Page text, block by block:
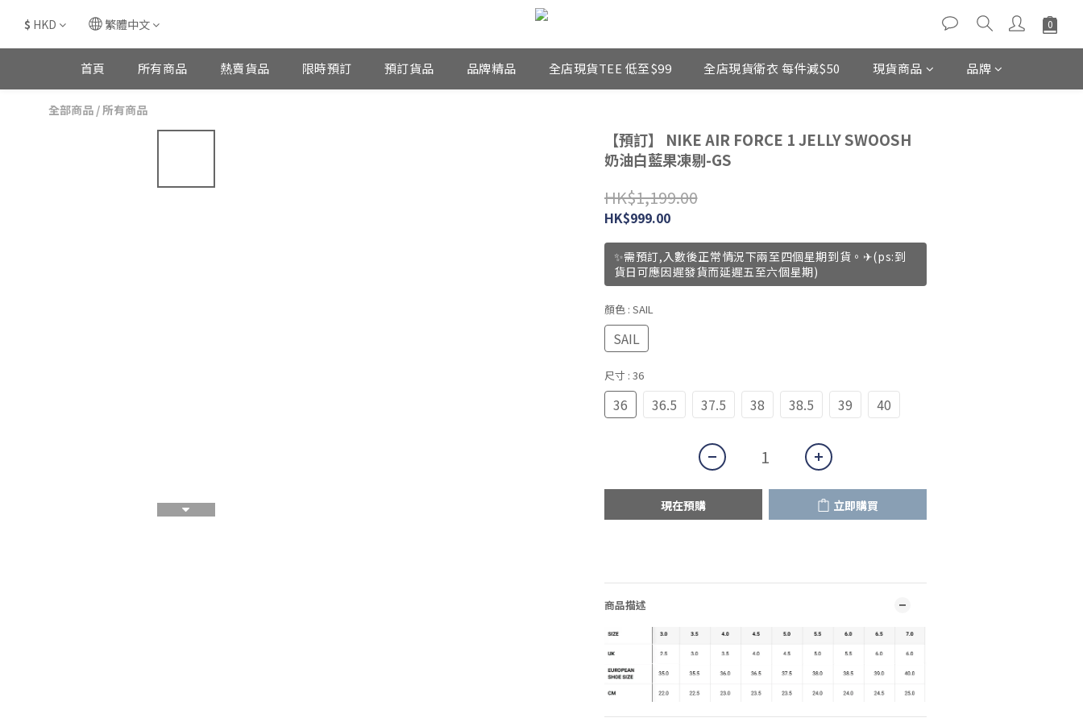
$ HKD 繁體中文
首頁 所有商品 熱賣貨品 限時預訂 預訂貨品 品牌精品 全店現貨TEE 低至$99 全店現貨衛衣 每件減$50 現貨商品 品牌
全部商品 /所有商品
【預訂】 NIKE AIR FORCE 1 JELLY SWOOSH
奶油白藍果凍剔-GS
HK$1,199.00
HK$999.00
✨需預訂,入數後正常情況下兩至四個星期到貨。✈(ps:到
貨日可應因遲發貨而延遲五至六個星期)
顏色 : SAIL
SAIL
尺寸 : 36
36 36.5 37.5 38 38.5 39 40
現在預購 立即購買
商品描述